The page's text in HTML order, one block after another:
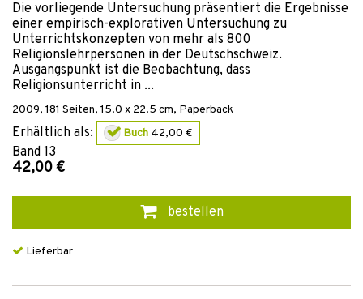
Die vorliegende Untersuchung präsentiert die Ergebnisse
einer empirisch-explorativen Untersuchung zu
Unterrichtskonzepten von mehr als 800
Religionslehrpersonen in der Deutschschweiz.
Ausgangspunkt ist die Beobachtung, dass
Religionsunterricht in ...
2009, 181 Seiten, 15.0 x 22.5 cm, Paperback
Erhältlich als: Buch 42,00 €
Band 13
42,00 €
bestellen
Lieferbar